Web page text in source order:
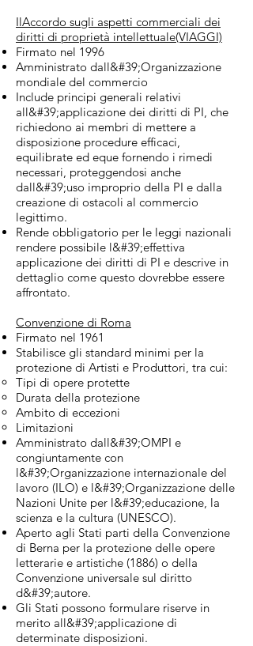
IlAccordo sugli aspetti commerciali dei
diritti di proprietà intellettuale(VIAGGI)
Firmato nel 1996
Amministrato dall&#39;Organizzazione
mondiale del commercio
Include principi generali relativi
all&#39;applicazione dei diritti di PI, che
richiedono ai membri di mettere a
disposizione procedure efficaci,
equilibrate ed eque fornendo i rimedi
necessari, proteggendosi anche
dall&#39;uso improprio della PI e dalla
creazione di ostacoli al commercio
legittimo.
Rende obbligatorio per le leggi nazionali
rendere possibile l&#39;effettiva
applicazione dei diritti di PI e descrive in
dettaglio come questo dovrebbe essere
affrontato.
Convenzione di Roma
Firmato nel 1961
Stabilisce gli standard minimi per la
protezione di Artisti e Produttori, tra cui:
Tipi di opere protette
Durata della protezione
Ambito di eccezioni
Limitazioni
Amministrato dall&#39;OMPI e
congiuntamente con
l&#39;Organizzazione internazionale del
lavoro (ILO) e l&#39;Organizzazione delle
Nazioni Unite per l&#39;educazione, la
scienza e la cultura (UNESCO).
Aperto agli Stati parti della Convenzione
di Berna per la protezione delle opere
letterarie e artistiche (1886) o della
Convenzione universale sul diritto
d&#39;autore.
Gli Stati possono formulare riserve in
merito all&#39;applicazione di
determinate disposizioni.